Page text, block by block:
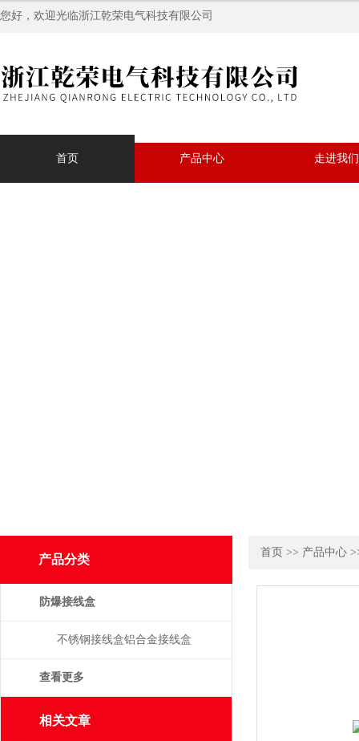
您好，欢迎光临浙江乾荣电气科技有限公司
首页 产品中心 走进我们
首页 >> 产品中心
产品分类
防爆接线盒
不锈钢接线盒铝合金接线盒
查看更多
相关文章